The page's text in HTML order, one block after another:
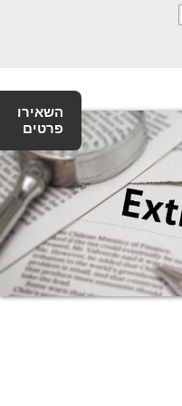
השאירו
פרטים